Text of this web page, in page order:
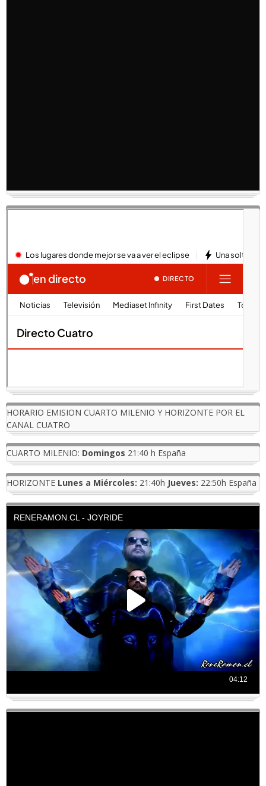
HORARIO EMISION CUARTO MILENIO Y HORIZONTE POR EL
CANAL CUATRO
CUARTO MILENIO: Domingos 21:40 h España
HORIZONTE Lunes a Miércoles: 21:40h Jueves: 22:50h España